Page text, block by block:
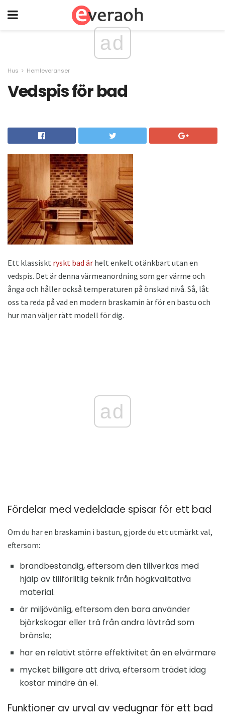
ad
Hus Hemleveranser
Vedspis för bad
Ett klassiskt ryskt bad är helt enkelt otänkbart utan en
vedspis. Det är denna värmeanordning som ger värme och
ånga och håller också temperaturen på önskad nivå. Så, låt
oss ta reda på vad en modern braskamin är för en bastu och
hur man väljer rätt modell för dig.
ad
Fördelar med vedeldade spisar för ett bad
Om du har en braskamin i bastun, gjorde du ett utmärkt val,
eftersom:
brandbeständig, eftersom den tillverkas med
hjälp av tillförlitlig teknik från högkvalitativa
material.
är miljövänlig, eftersom den bara använder
björkskogar eller trä från andra lövträd som
bränsle;
har en relativt större effektivitet än en elvärmare
mycket billigare att driva, eftersom trädet idag
kostar mindre än el.
Funktioner av urval av vedugnar för ett bad